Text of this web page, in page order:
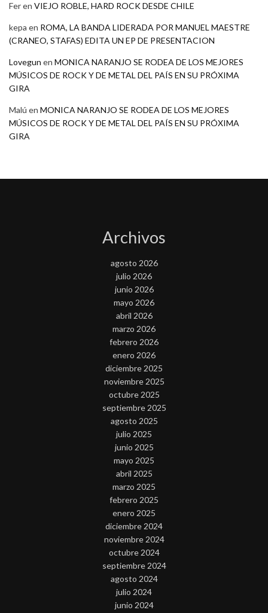
Feren VIEJO ROBLE, HARD ROCK DESDE CHILE
kepa en ROMA, LA BANDA LIDERADA POR MANUEL MAESTRE
(CRANEO, STAFAS) EDITA UN EP DE PRESENTACION
Lovegun en MONICA NARANJO SE RODEA DE LOS MEJORES
MÚSICOS DE ROCK Y DE METAL DEL PAÍS EN SU PRÓXIMA
GIRA
Malú en MONICA NARANJO SE RODEA DE LOS MEJORES
MÚSICOS DE ROCK Y DE METAL DEL PAÍS EN SU PRÓXIMA
GIRA
Archivos
agosto 2026
julio 2026
junio 2026
mayo 2026
abril 2026
marzo 2026
febrero 2026
enero 2026
diciembre 2025
noviembre 2025
octubre 2025
septiembre 2025
agosto 2025
julio 2025
junio 2025
mayo 2025
abril 2025
marzo 2025
febrero 2025
enero 2025
diciembre 2024
noviembre 2024
octubre 2024
septiembre 2024
agosto 2024
julio 2024
junio 2024